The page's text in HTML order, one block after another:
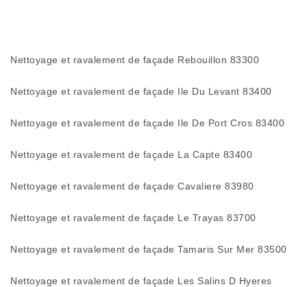
Nettoyage et ravalement de façade Rebouillon 83300
Nettoyage et ravalement de façade Ile Du Levant 83400
Nettoyage et ravalement de façade Ile De Port Cros 83400
Nettoyage et ravalement de façade La Capte 83400
Nettoyage et ravalement de façade Cavaliere 83980
Nettoyage et ravalement de façade Le Trayas 83700
Nettoyage et ravalement de façade Tamaris Sur Mer 83500
Nettoyage et ravalement de façade Les Salins D Hyeres